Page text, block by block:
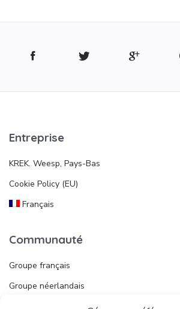
Entreprise
KREK. Weesp, Pays-Bas
Cookie Policy (EU)
Français
Communauté
Groupe français
Groupe néerlandais